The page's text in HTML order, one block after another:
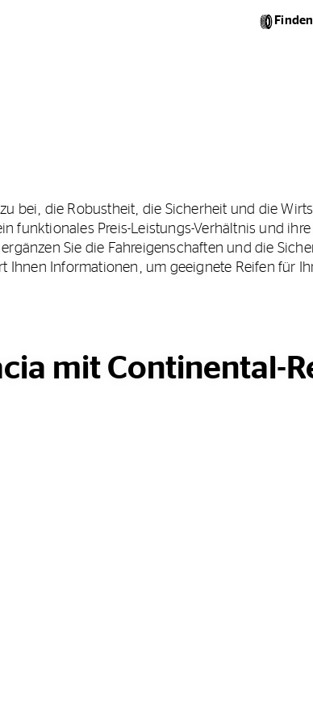
bei, die Robustheit, die Sicherheit und die
funktionales Preis-Leistungs-Verhältnis und
Sie die Fahreigenschaften und die
Informationen, um geeignete Reifen für
mit Continental-